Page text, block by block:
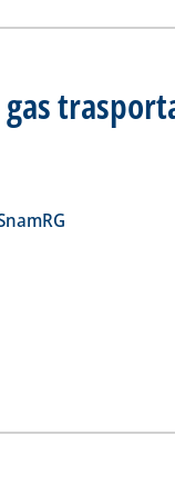
gennaio 2025
11.13.
notizia: 'Bilancio